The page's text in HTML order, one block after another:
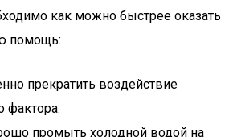
как можно быстрее оказать
помощь:
прекратить воздействие
фактора.
промыть холодной водой на